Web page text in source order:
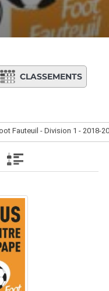
CLASSEMENTS
Fauteuil - Division 1 - 2018-